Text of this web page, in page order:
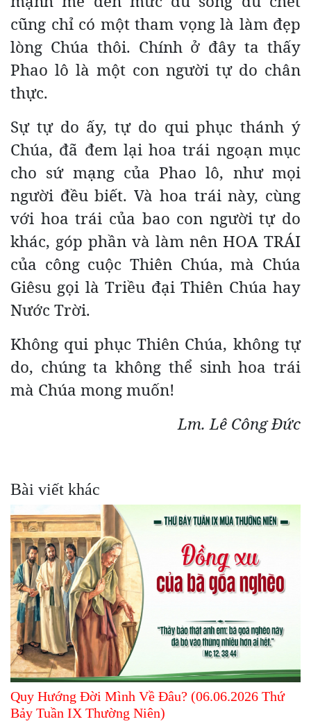
cũng chỉ có một tham vọng là làm đẹp
lòng Chúa thôi. Chính ở đây ta thấy
Phao lô là một con người tự do chân
thực.
Sự tự do ấy, tự do qui phục thánh ý
Chúa, đã đem lại hoa trái ngoạn mục
cho sứ mạng của Phao lô, như mọi
người đều biết. Và hoa trái này, cùng
với hoa trái của bao con người tự do
khác, góp phần và làm nên HOA TRÁI
của công cuộc Thiên Chúa, mà Chúa
Giêsu gọi là Triều đại Thiên Chúa hay
Nước Trời.
Không qui phục Thiên Chúa, không tự
do, chúng ta không thể sinh hoa trái
mà Chúa mong muốn!
Lm. Lê Công Đức
Bài viết khác
Quy Hướng Đời Mình Về Đâu? (06.06.2026 Thứ
Bảy Tuần IX Thường Niên)